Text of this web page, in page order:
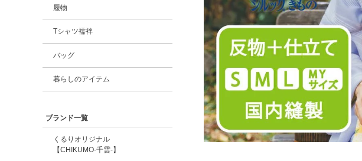
履物
Tシャツ襦袢
バッグ
暮らしのアイテム
ブランド一覧
くるりオリジナル
【CHIKUMO-千雲-】